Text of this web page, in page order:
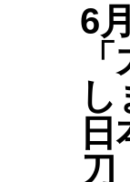
6
し
刀